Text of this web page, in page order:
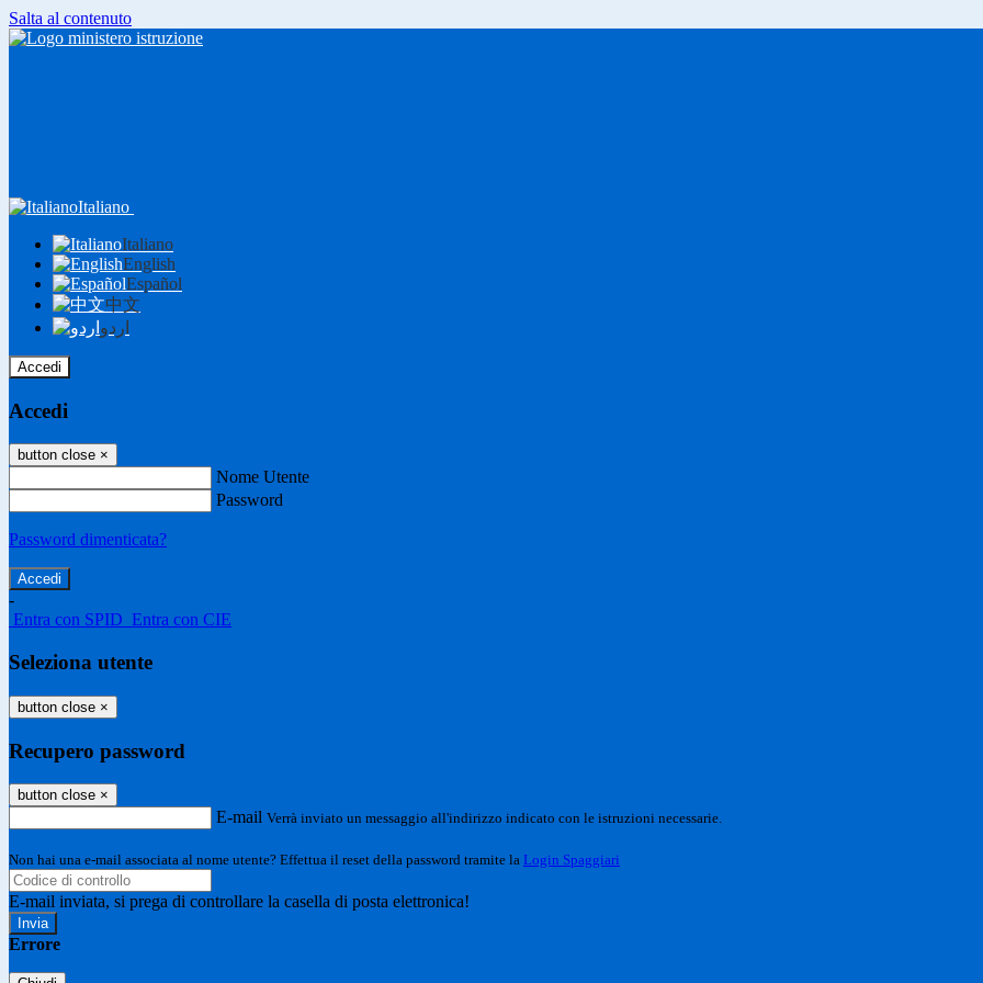
Salta al contenuto
Italiano
Italiano
English
Español
中文
اردو
Accedi
Accedi
button close ×
Nome Utente
Password
Password dimenticata?
-
Entra con SPID Entra con CIE
Seleziona utente
button close ×
Recupero password
button close ×
E-mail Verrà inviato un messaggio all'indirizzo indicato con le istruzioni necessarie.
Non hai una e-mail associata al nome utente? Effettua il reset della password tramite la Login Spaggiari
E-mail inviata, si prega di controllare la casella di posta elettronica!
Errore